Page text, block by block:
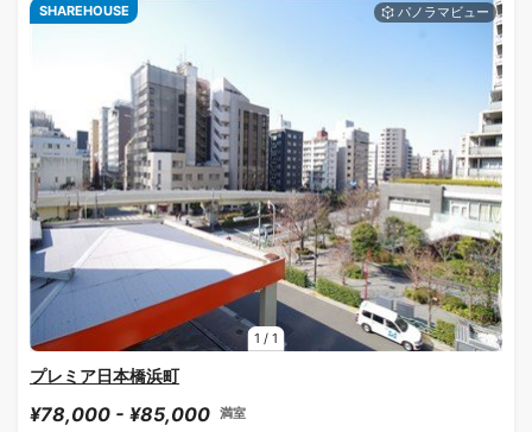
1 / 1
SHAREHOUSE
プレミア日本橋浜町
¥78,000 - ¥85,000 満室